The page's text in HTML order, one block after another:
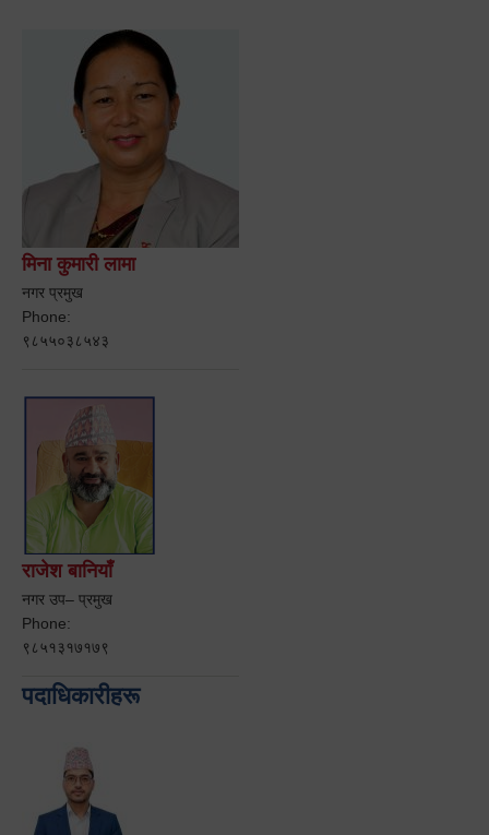
मिना कुमारी लामा
नगर प्रमुख
Phone:
९८५५०३८५४३
राजेश बानियाँ
नगर उप– प्रमुख
Phone:
९८५१३१७१७९
पदाधिकारीहरू